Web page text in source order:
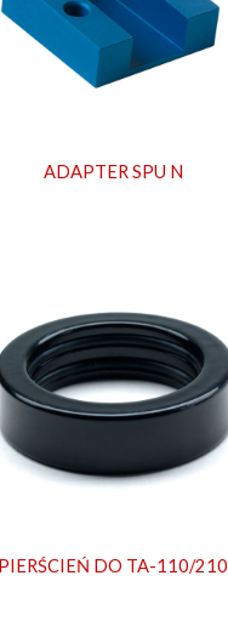
ADAPTER SPU N
PIERŚCIEŃ DO TA-110/210